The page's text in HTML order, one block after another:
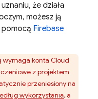
że działa
możesz ją
Firebase
wymaga konta Cloud
z projektem
przeniesiony na
wykorzystania, a